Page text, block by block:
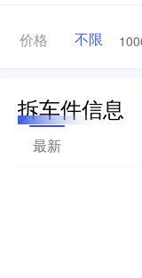
价格 不限
拆车件信息
最新